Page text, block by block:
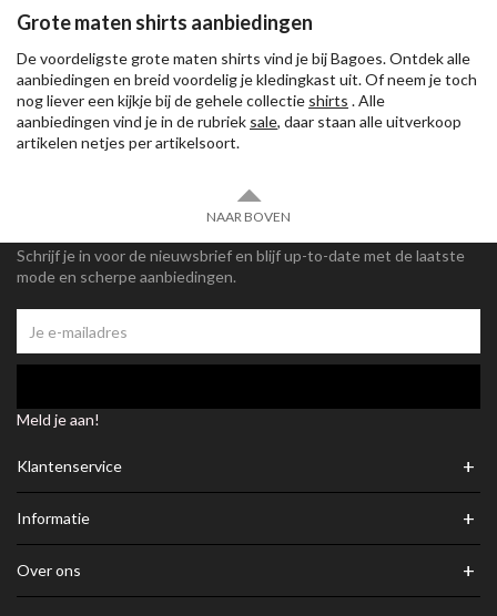
Grote maten shirts aanbiedingen
De voordeligste grote maten shirts vind je bij Bagoes. Ontdek alle
aanbiedingen en breid voordelig je kledingkast uit. Of neem je toch
nog liever een kijkje bij de gehele collectie shirts . Alle
aanbiedingen vind je in de rubriek sale, daar staan alle uitverkoop
artikelen netjes per artikelsoort.
NAAR BOVEN
Schrijf je in voor de nieuwsbrief en blijf up-to-date met de laatste
mode en scherpe aanbiedingen.
Meld je aan!
Klantenservice +
Informatie +
Over ons +